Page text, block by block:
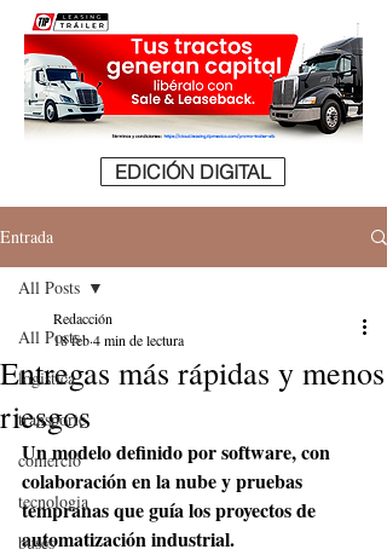
EDICIÓN DIGITAL
Entrada
All Posts
logistica
transporte
comercio
tecnologia
buses
All Posts
Entregas más rápidas y menos
riesgos
Redacción
18 feb4 min de lectura
Un modelo definido por software, con
colaboración en la nube y pruebas
tempranas que guía los proyectos de
automatización industrial.